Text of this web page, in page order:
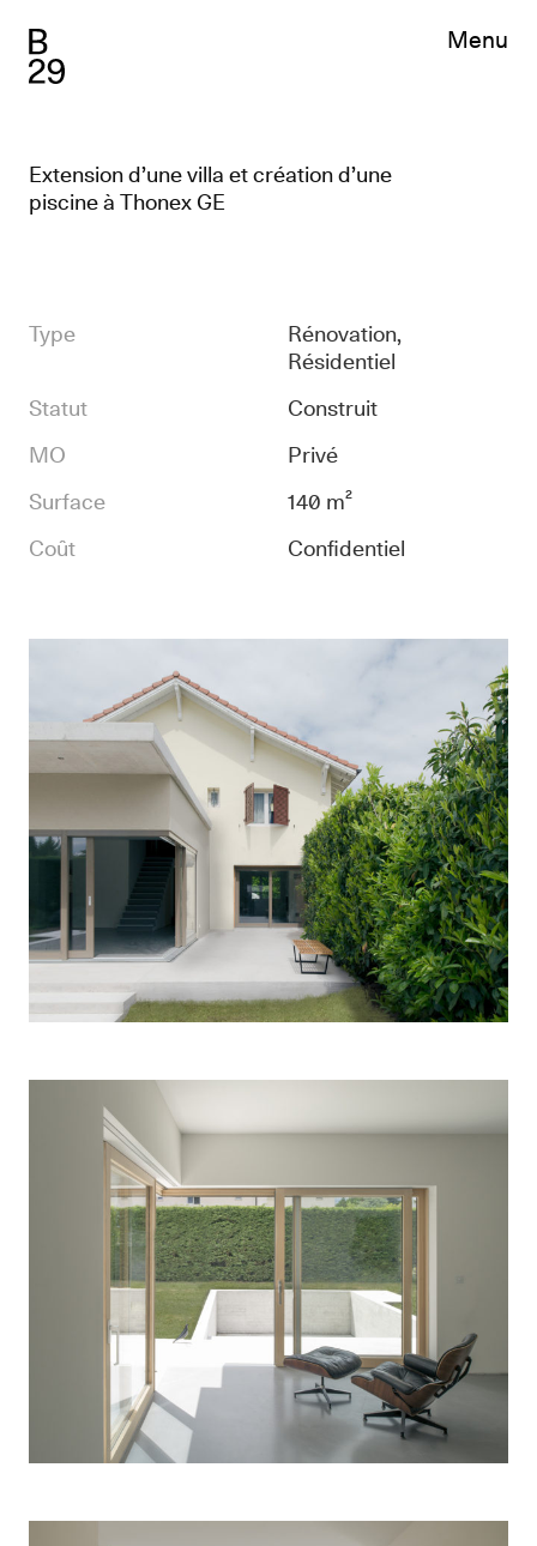
Menu
Projets
Sélection
Feed
Chronicles
Team
Contact
EN
FR
Extension d’une villa et création d’une
piscine à Thonex GE
Type
Rénovation
Résidentiel
Statut
Construit
MO
Privé
Surface
140 m²
Coût
Confidentiel